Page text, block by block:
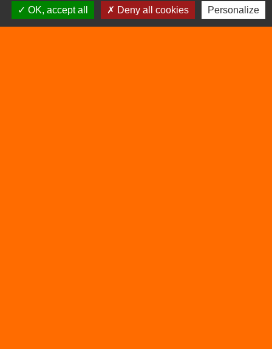
Signaler une erreur sur cette page
OK, accept all
Deny all cookies Personalize